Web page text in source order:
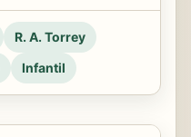
R. A. Torrey
Infantil